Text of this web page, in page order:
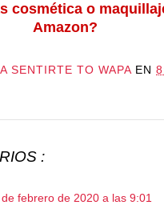
cosmética o
Amazon?
SENTIRTE TO WAPA EN
:
febrero de 2020 a las 9:01